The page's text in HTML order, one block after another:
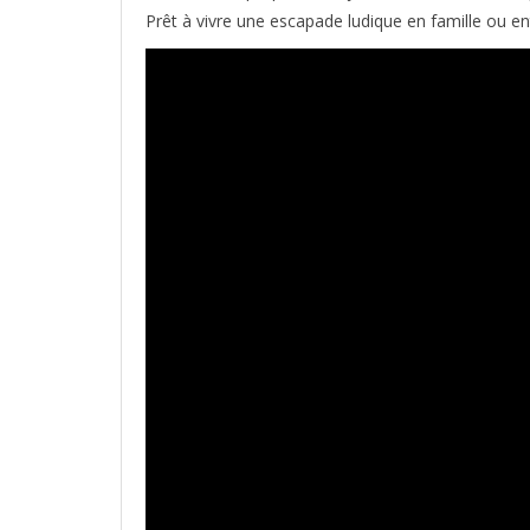
Prêt à vivre une escapade ludique en famille ou